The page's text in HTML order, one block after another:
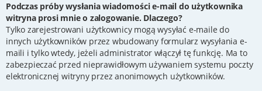
Podczas próby wysłania wiadomości e-mail do użytkownika
witryna prosi mnie o zalogowanie. Dlaczego?
Tylko zarejestrowani użytkownicy mogą wysyłać e-maile do
innych użytkowników przez wbudowany formularz wysyłania e-
maili i tylko wtedy, jeżeli administrator włączył tę funkcję. Ma to
zabezpieczać przed nieprawidłowym używaniem systemu poczty
elektronicznej witryny przez anonimowych użytkowników.